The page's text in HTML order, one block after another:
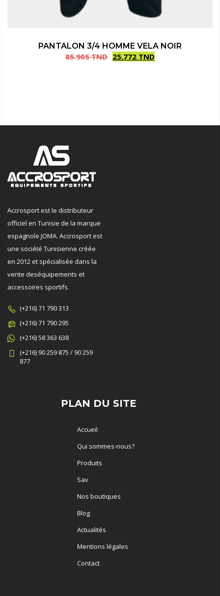
PANTALON 3/4 HOMME VELA NOIR
85.905TND 25.772 TND
Accrosport est le distributeur
officiel en Tunisie de la marque
espagnole JOMA. Accrosport est
une société Tunisienne créée
en 2012 et spécialisée dans la
vente deséquipements et
accessoires sportifs.
(+216) 71 790 313
(+216) 71 790 295
(+216) 58 363 638
(+216) 90 259 875 / 90 259
877
PLAN DU SITE
Accueil
Qui sommes-nous?
Produits
Sav
Nos boutiques
Blog
Actualités
Mentions légales
Contact